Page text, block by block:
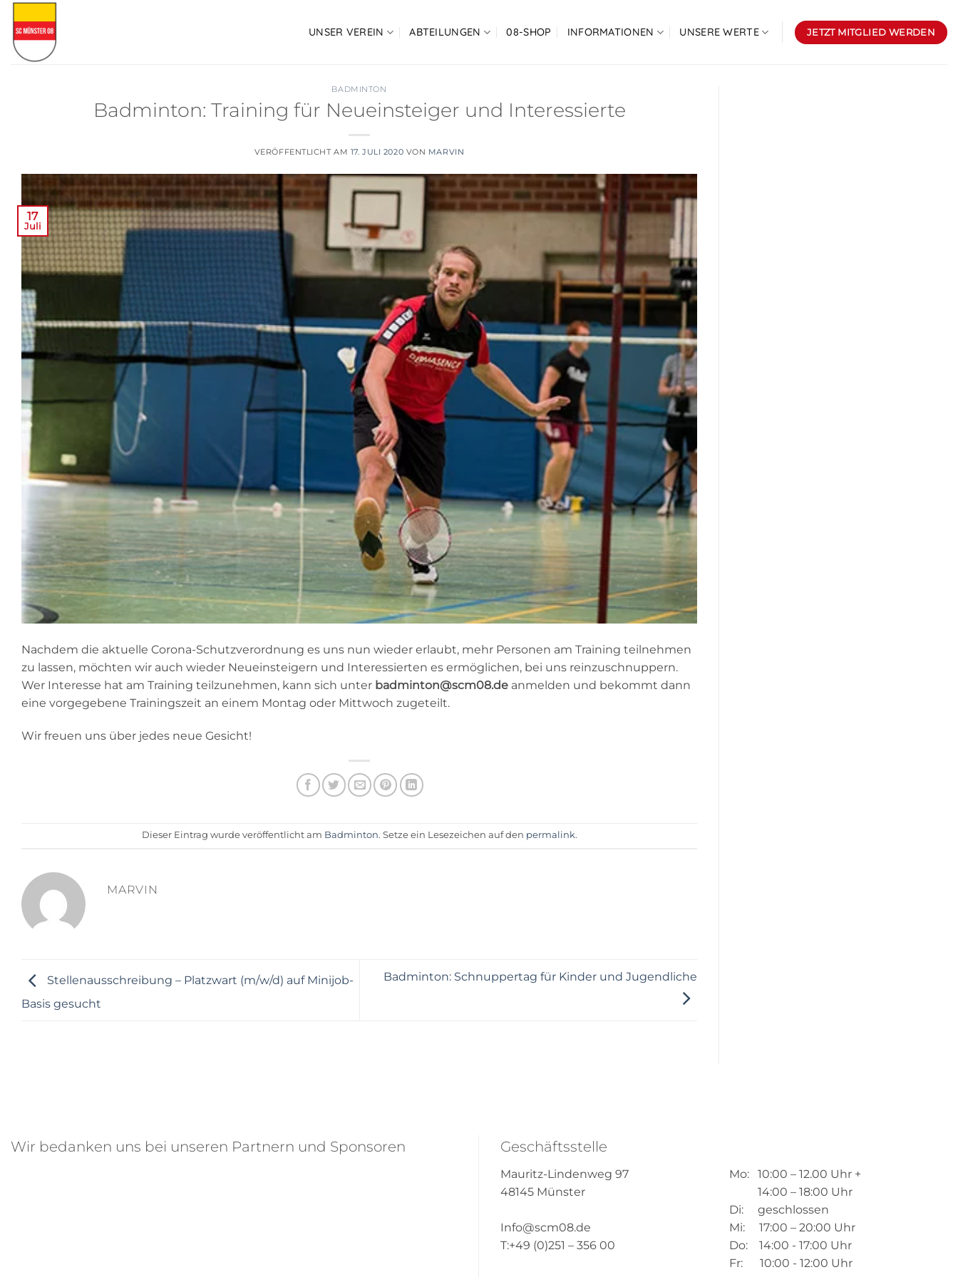
Zum
Inhalt
springen
UNSER VEREIN ABTEILUNGEN 08-SHOP INFORMATIONEN UNSERE WERTE JETZT MITGLIED WERDEN
BADMINTON
Badminton: Training für Neueinsteiger und Interessierte
VERÖFFENTLICHT AM 17. JULI 2020 VON MARVIN
17
Juli
Nachdem die aktuelle Corona-Schutzverordnung es uns nun wieder erlaubt, mehr Personen am Training teilnehmen
zu lassen, möchten wir auch wieder Neueinsteigern und Interessierten es ermöglichen, bei uns reinzuschnuppern.
Wer Interesse hat am Training teilzunehmen, kann sich unter badminton@scm08.de anmelden und bekommt dann
eine vorgegebene Trainingszeit an einem Montag oder Mittwoch zugeteilt.
Wir freuen uns über jedes neue Gesicht!
Dieser Eintrag wurde veröffentlicht am Badminton. Setze ein Lesezeichen auf den permalink.
MARVIN
Stellenausschreibung – Platzwart (m/w/d) auf Minijob-
Basis gesucht
Badminton: Schnuppertag für Kinder und Jugendliche
Wir bedanken uns bei unseren Partnern und Sponsoren Geschäftsstelle
Mauritz-Lindenweg 97
48145 Münster
Info@scm08.de
T:+49 (0)251 – 356 00
Mo: 10:00 – 12.00 Uhr +
14:00 – 18:00 Uhr
Di: geschlossen
Mi: 17:00 – 20:00 Uhr
Do: 14:00 - 17:00 Uhr
Fr: 10:00 - 12:00 Uhr